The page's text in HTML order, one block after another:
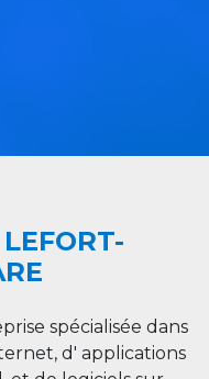
spécialisée dans
d' applications